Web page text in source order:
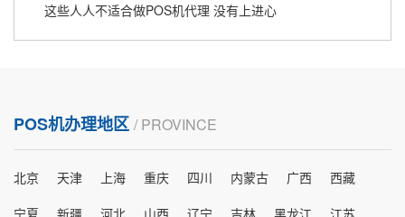
这些人人不适合做POS机代理 没有上进心
POS机办理地区 / PROVINCE
北京 天津 上海 重庆 四川 内蒙古 广西
西藏